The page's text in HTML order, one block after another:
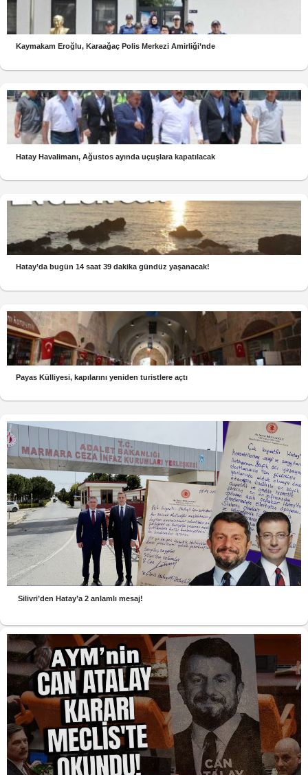
Kaymakam Eroğlu, Karaağaç Polis Merkezi Amirliği’nde
Hatay Havalimanı, Ağustos ayında uçuşlara kapatılacak
Hatay’da bugün 14 saat 39 dakika gündüz yaşanacak!
Payas Külliyesi, kapılarını yeniden turistlere açtı
Silivri’den Hatay’a 2 anlamlı mesaj!